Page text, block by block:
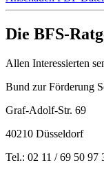
Die BFS-
Allen Interessierten
Bund zur Förderung
Graf-Adolf-Str. 69
40210 Düsseldorf
Tel.: 02 11 / 69 50 97